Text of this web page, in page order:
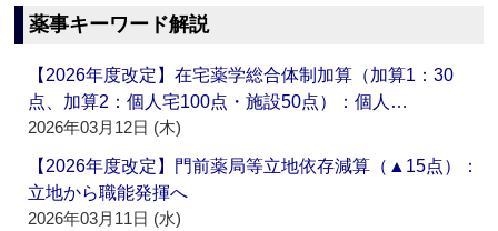
薬事キーワード解説
【2026年度改定】在宅薬学総合体制加算（加算1：30
点、加算2：個人宅100点・施設50点）：個人…
2026年03月12日 (木)
【2026年度改定】門前薬局等立地依存減算（▲15点）：
立地から職能発揮へ
2026年03月11日 (水)